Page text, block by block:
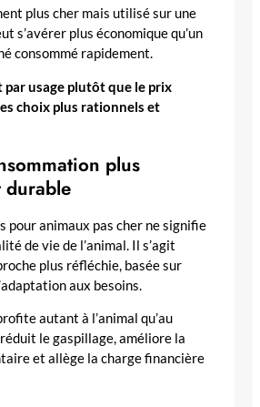
plus cher mais utilisé sur une
s’avérer plus économique qu’un
consommé rapidement.
par usage plutôt que le prix
choix plus rationnels et
plus
durable
pour animaux pas cher ne signifie
de vie de l’animal. Il s’agit
plus réfléchie, basée sur
aux besoins.
autant à l’animal qu’au
le gaspillage, améliore la
et allège la charge financière